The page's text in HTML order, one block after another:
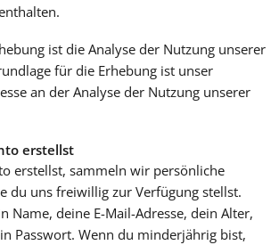
ist die Analyse der Nutzung unserer
für die Erhebung ist unser
an der Analyse der Nutzung unserer
erstellst
erstellst, sammeln wir persönliche
du uns freiwillig zur Verfügung stellst.
Name, deine E-Mail-Adresse, dein Alter,
Passwort. Wenn du minderjährig bist,